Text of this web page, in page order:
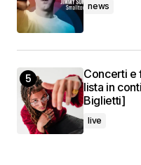
news
Concerti e
lista in
Biglietti]
live